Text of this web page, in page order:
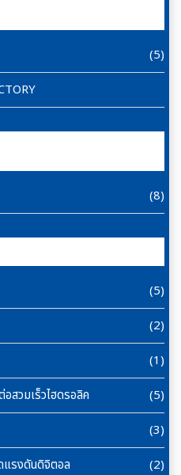
(5)
(8)
(5)
(2)
(1)
วมเร็วไฮดรอลิค
(5)
(3)
รงดันดิจิตอล
(2)